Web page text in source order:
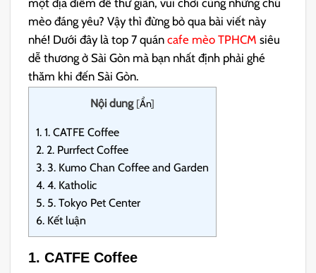
một địa điểm để thư giãn, vui chơi cùng những chú
mèo đáng yêu? Vậy thì đừng bỏ qua bài viết này
nhé! Dưới đây là top 7 quáncafe mèo TPHCM siêu
dễ thương ở Sài Gòn mà bạn nhất định phải ghé
thăm khi đến Sài Gòn.
Nội dung [Ẩn]
1. 1. CATFE Coffee
2. 2. Purrfect Coffee
3. 3. Kumo Chan Coffee and Garden
4. 4. Katholic
5. 5. Tokyo Pet Center
6. Kết luận
1. CATFE Coffee